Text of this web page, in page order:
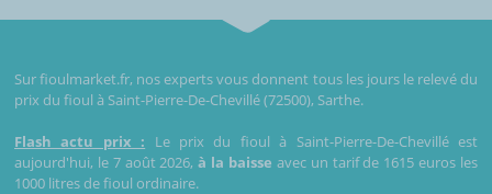
Sur fioulmarket.fr, nos experts vous donnent tous les jours le relevé du
prix du fioul à Saint-Pierre-De-Chevillé (72500), Sarthe.
Flash actu prix : Le prix du fioul à Saint-Pierre-De-Chevillé est
aujourd'hui, le 7 août 2026,à la baisse avec un tarif de 1615 euros les
1000 litres de fioul ordinaire.